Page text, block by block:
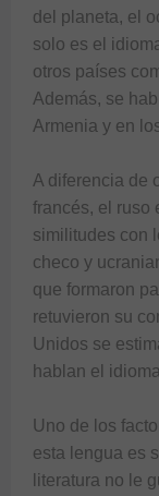
del planeta, el
solo es el
otros países
Además, se
Armenia y en
A diferencia de
francés, el ruso
similitudes con
checo y
que formaron
retuvieron su
Unidos se
hablan el
Uno de los
esta lengua es
literatura no le